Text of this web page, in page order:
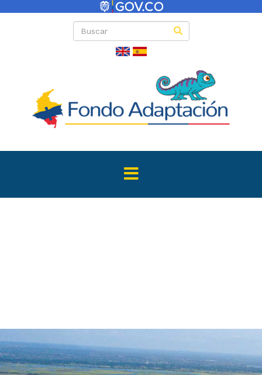
Directas